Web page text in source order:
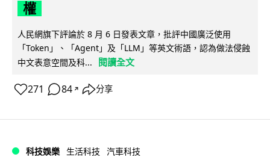
權
人民網旗下評論於 8 月 6 日發表文章，批評中國廣泛使用
「Token」、「Agent」及「LLM」等英文術語，認為做法侵蝕
中文表意空間及科...
閱讀全文
271 84 ↗ 分享
科技娛樂 生活科技 汽車科技